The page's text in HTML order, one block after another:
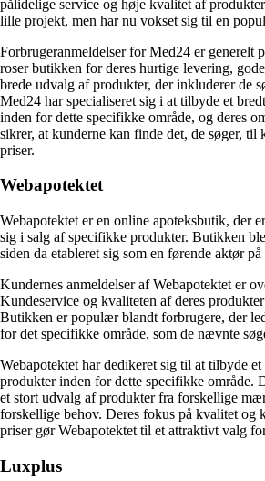
pålidelige service og høje kvalitet af
lille projekt, men har nu vokset sig til en
Forbrugeranmeldelser for Med24 er generelt
roser butikken for deres hurtige levering,
brede udvalg af produkter, der inkluderer de
Med24 har specialiseret sig i at tilbyde et
inden for dette specifikke område, og deres
sikrer, at kunderne kan finde det, de søger, til
priser.
Webapotektet
Webapotektet er en online apoteksbutik, der
sig i salg af specifikke produkter. Butikken
siden da etableret sig som en førende aktør på
Kundernes anmeldelser af Webapotektet er
Kundeservice og kvaliteten af deres
Butikken er populær blandt forbrugere, der
for det specifikke område, som de nævnte
Webapotektet har dedikeret sig til at tilbyde
produkter inden for dette specifikke område.
et stort udvalg af produkter fra forskellige
forskellige behov. Deres fokus på kvalitet og
priser gør Webapotektet til et attraktivt valg
Luxplus